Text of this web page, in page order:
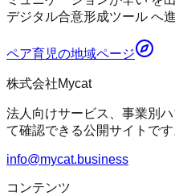
デジタル合意形成ツール へ
ペア育児の地域ページ
株式会社Mycat
法人向けサービス、事業別
て確認できる公開サイトです
info@mycat.business
コンテンツ